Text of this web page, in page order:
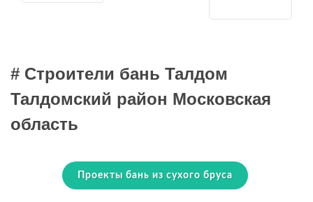
# Строители бань Талдом
Талдомский район Московская
область
Проекты бань из сухого бруса